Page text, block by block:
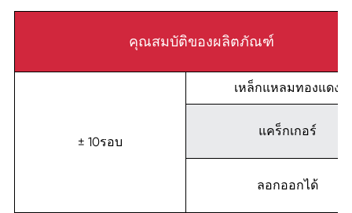
คุณสมบัติของผลิตภัณฑ์
± 10รอบ
เหล็กแหลมทองแดง
แคร็กเกอร์
ลอกออกได้